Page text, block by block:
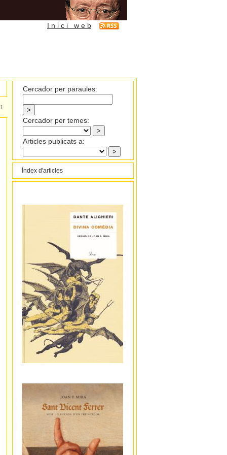
I n i c i w e b
1
Cercador per paraules:
Cercador per temes:
Articles publicats a:
Índex d'articles